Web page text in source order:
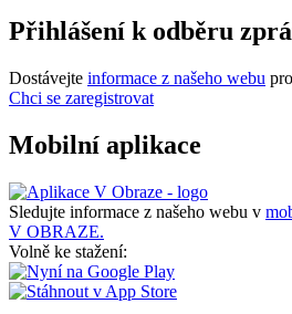
Přihlášení k odběru
Dostávejte informace z našeho webu
Chci se zaregistrovat
Mobilní aplikace
Sledujte informace z našeho webu v
V OBRAZE.
Volně ke stažení: